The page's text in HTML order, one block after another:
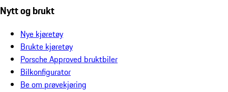
Nytt og brukt
Nye kjøretøy
Brukte kjøretøy
Porsche Approved bruktbiler
Bilkonfigurator
Be om prøvekjøring